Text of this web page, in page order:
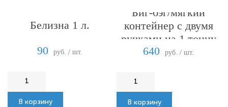
Белизна 1 л.
90
руб. / шт.
В корзину
Биг-бэг/мягкий
контейнер с двумя
ручками на 1 тонну
640
руб. / шт.
В корзину